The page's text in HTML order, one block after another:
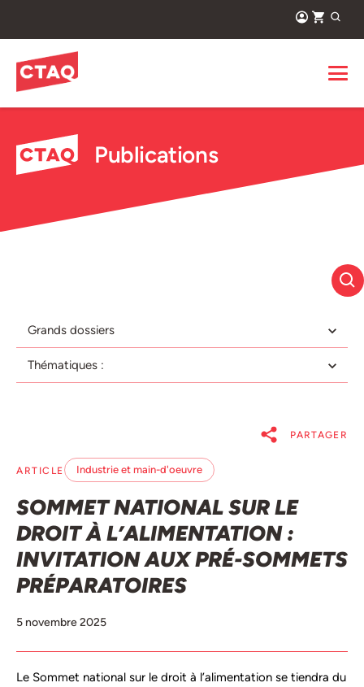
Publications
Grands dossiers
Thématiques :
PARTAGER
ARTICLE Industrie et main-d'oeuvre
SOMMET NATIONAL SUR LE
DROIT À L’ALIMENTATION :
INVITATION AUX PRÉ-SOMMETS
PRÉPARATOIRES
5 novembre 2025
Le Sommet national sur le droit à l’alimentation se tiendra du